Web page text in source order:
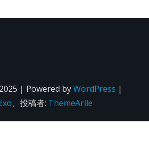
| Powered byWordPress |
、投稿者: ThemeArile